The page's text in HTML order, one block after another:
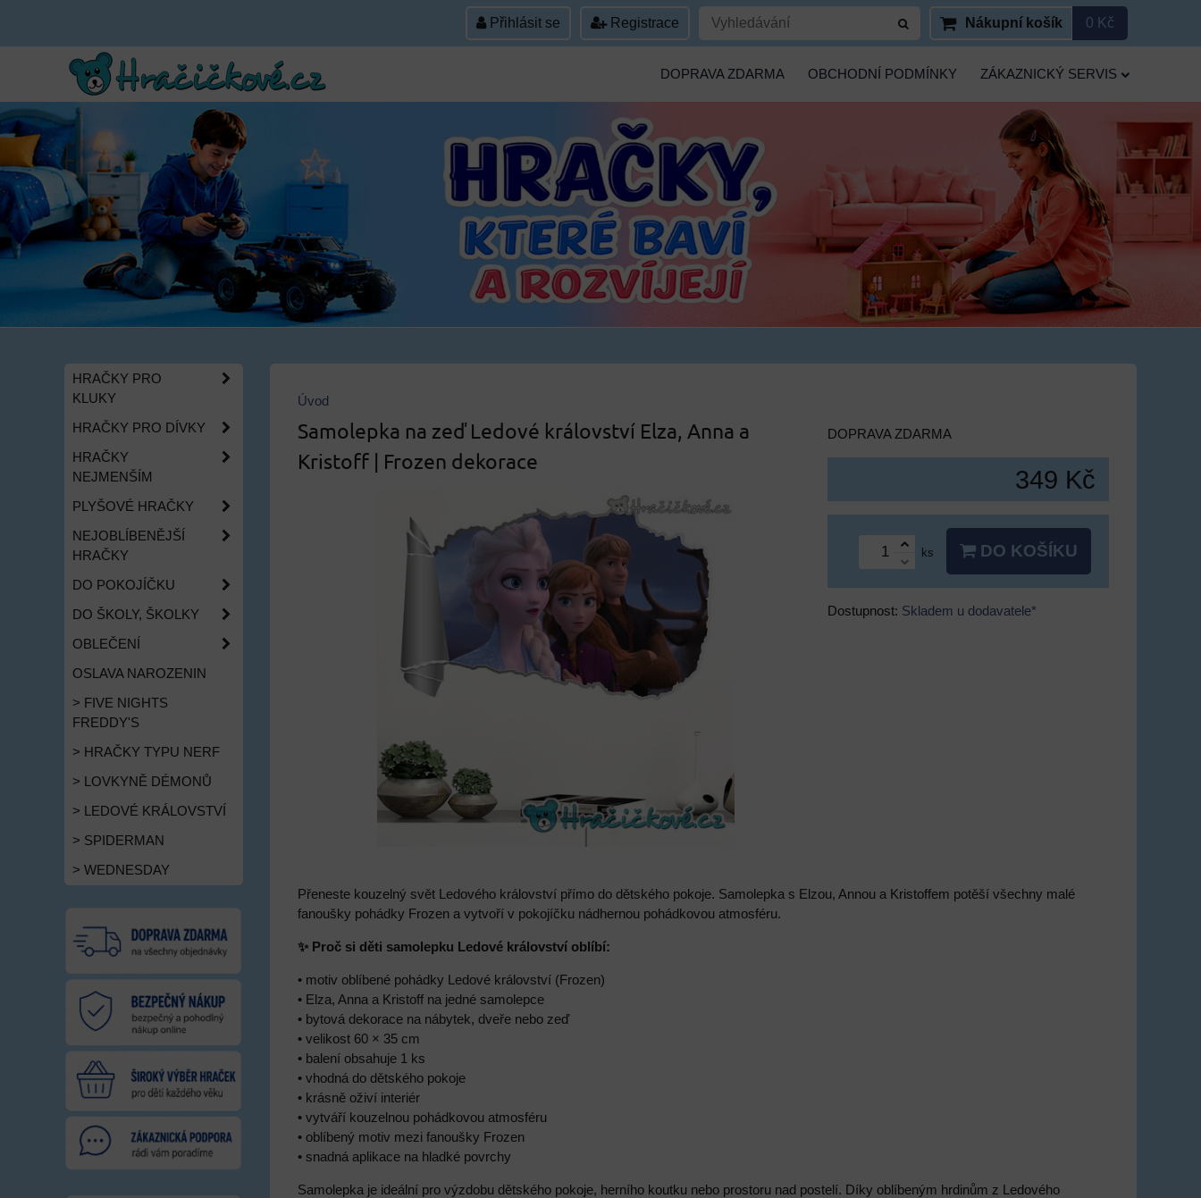
Přihlásit se Registrace Nákupní košík 0 Kč
DOPRAVA ZDARMA OBCHODNÍ PODMÍNKY ZÁKAZNICKÝ SERVIS
Úvod
Samolepka na zeď Ledové království Elza, Anna a
Kristoff | Frozen dekorace
DOPRAVA ZDARMA
349 Kč
ks DO KOŠÍKU
Dostupnost: Skladem u dodavatele*
Přeneste kouzelný svět Ledového království přímo do dětského pokoje. Samolepka s Elzou, Annou a Kristoffem potěší všechny malé
fanoušky pohádky Frozen a vytvoří v pokojíčku nádhernou pohádkovou atmosféru.
✨ Proč si děti samolepku Ledové království oblíbí:
• motiv oblíbené pohádky Ledové království (Frozen)
• Elza, Anna a Kristoff na jedné samolepce
• bytová dekorace na nábytek, dveře nebo zeď
• velikost 60 × 35 cm
• balení obsahuje 1 ks
• vhodná do dětského pokoje
• krásně oživí interiér
• vytváří kouzelnou pohádkovou atmosféru
• oblíbený motiv mezi fanoušky Frozen
• snadná aplikace na hladké povrchy
Samolepka je ideální pro výzdobu dětského pokoje, herního koutku nebo prostoru nad postelí. Díky oblíbeným hrdinům z Ledového
HRAČKY PRO
KLUKY
HRAČKY PRO DÍVKY
HRAČKY
NEJMENŠÍM
PLYŠOVÉ HRAČKY
NEJOBLÍBENĚJŠÍ
HRAČKY
DO POKOJÍČKU
DO ŠKOLY, ŠKOLKY
OBLEČENÍ
OSLAVA NAROZENIN
> FIVE NIGHTS
FREDDY'S
> HRAČKY TYPU NERF
> LOVKYNĚ DÉMONŮ
> LEDOVÉ KRÁLOVSTVÍ
> SPIDERMAN
> WEDNESDAY